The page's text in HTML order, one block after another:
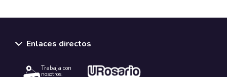
Enlaces directos
Trabaja con
nosotros.